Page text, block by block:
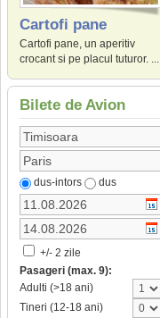
Cartofi pane
Cartofi pane, un aperitiv
crocant si pe placul tuturor. ...
Bilete de Avion
dus-intors dus
+/- 2 zile
Pasageri (max. 9):
Adulti (>18 ani)
Tineri (12-18 ani)